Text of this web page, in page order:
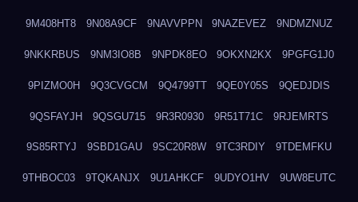
9M408HT8 9N08A9CF 9NAVVPPN 9NAZEVEZ 9NDMZNUZ
9NKKRBUS 9NM3IO8B 9NPDK8EO 9OKXN2KX 9PGFG1J0
9PIZMO0H 9Q3CVGCM 9Q4799TT 9QE0Y05S 9QEDJDIS
9QSFAYJH 9QSGU715 9R3R0930 9R51T71C 9RJEMRTS
9S85RTYJ 9SBD1GAU 9SC20R8W 9TC3RDIY 9TDEMFKU
9THBOC03 9TQKANJX 9U1AHKCF 9UDYO1HV 9UW8EUTC